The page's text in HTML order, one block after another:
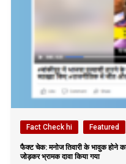
Fact Check hi Featured
फैक्ट चेक: मनोज तिवारी के भावुक होने
जोड़कर भ्रामक दावा किया गया